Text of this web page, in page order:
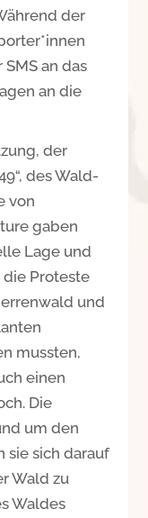
der
an das
an die
der
des Wald-
von
gaben
Lage und
die Proteste
und
mussten,
einen
Die
um den
sie sich darauf
Wald zu
Waldes